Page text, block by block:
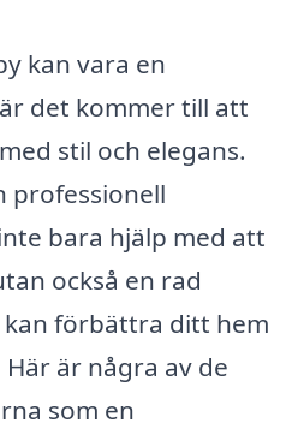
kan vara en
det kommer till att
stil och elegans.
professionell
bara hjälp med att
också en rad
förbättra ditt hem
är några av de
som en